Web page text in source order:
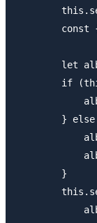
const
let
if
} else
        }